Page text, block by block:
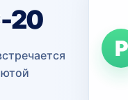
20
Р